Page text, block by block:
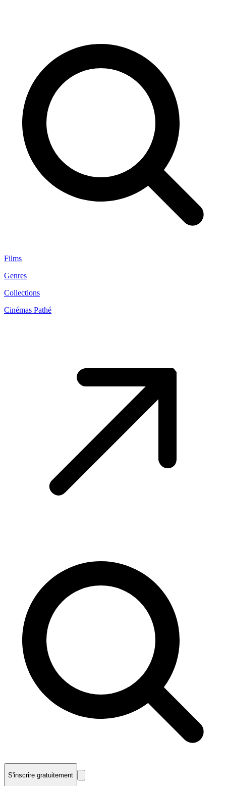
Films
Genres
Collections
Cinémas Pathé
S'inscrire gratuitement